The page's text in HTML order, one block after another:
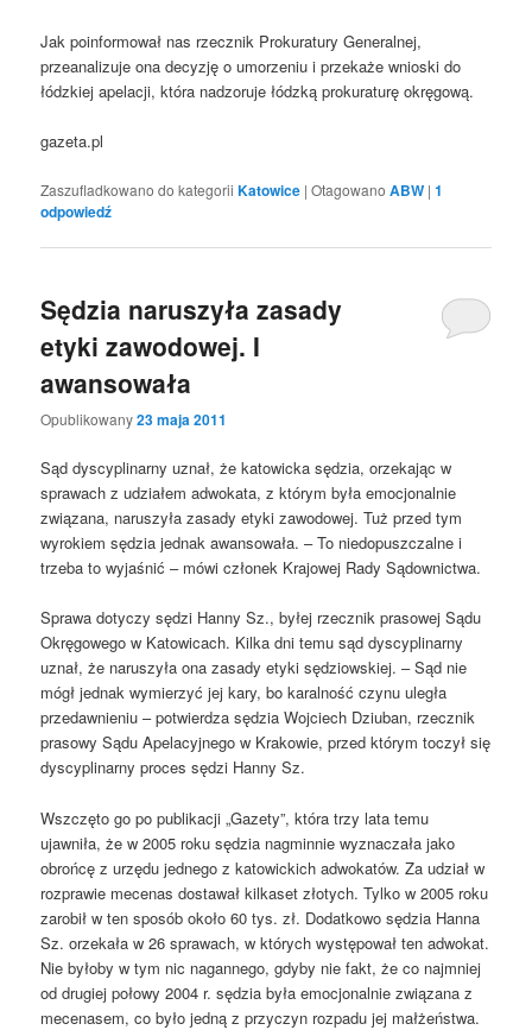
Jak poinformował nas rzecznik Prokuratury Generalnej,
przeanalizuje ona decyzję o umorzeniu i przekaże wnioski do
łódzkiej apelacji, która nadzoruje łódzką prokuraturę okręgową.
gazeta.pl
Zaszufladkowano do kategorii Katowice |Otagowano ABW |1
odpowiedź
Sędzia naruszyła zasady
etyki zawodowej. I
awansowała
Opublikowany23 maja 2011
Sąd dyscyplinarny uznał, że katowicka sędzia, orzekając w
sprawach z udziałem adwokata, z którym była emocjonalnie
związana, naruszyła zasady etyki zawodowej. Tuż przed tym
wyrokiem sędzia jednak awansowała. – To niedopuszczalne i
trzeba to wyjaśnić – mówi członek Krajowej Rady Sądownictwa.
Sprawa dotyczy sędzi Hanny Sz., byłej rzecznik prasowej Sądu
Okręgowego w Katowicach. Kilka dni temu sąd dyscyplinarny
uznał, że naruszyła ona zasady etyki sędziowskiej. – Sąd nie
mógł jednak wymierzyć jej kary, bo karalność czynu uległa
przedawnieniu – potwierdza sędzia Wojciech Dziuban, rzecznik
prasowy Sądu Apelacyjnego w Krakowie, przed którym toczył się
dyscyplinarny proces sędzi Hanny Sz.
Wszczęto go po publikacji „Gazety”, która trzy lata temu
ujawniła, że w 2005 roku sędzia nagminnie wyznaczała jako
obrońcę z urzędu jednego z katowickich adwokatów. Za udział w
rozprawie mecenas dostawał kilkaset złotych. Tylko w 2005 roku
zarobił w ten sposób około 60 tys. zł. Dodatkowo sędzia Hanna
Sz. orzekała w 26 sprawach, w których występował ten adwokat.
Nie byłoby w tym nic nagannego, gdyby nie fakt, że co najmniej
od drugiej połowy 2004 r. sędzia była emocjonalnie związana z
mecenasem, co było jedną z przyczyn rozpadu jej małżeństwa.